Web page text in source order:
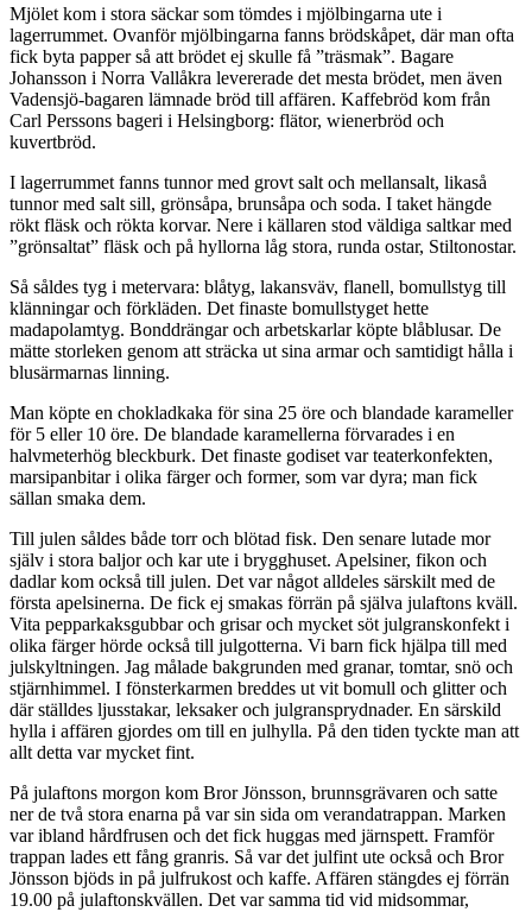
Mjölet kom i stora säckar som tömdes i mjölbingarna ute i
lagerrummet. Ovanför mjölbingarna fanns brödskåpet, där man ofta
fick byta papper så att brödet ej skulle få ”träsmak”. Bagare
Johansson i Norra Vallåkra levererade det mesta brödet, men även
Vadensjö-bagaren lämnade bröd till affären. Kaffebröd kom från
Carl Perssons bageri i Helsingborg: flätor, wienerbröd och
kuvertbröd.
I lagerrummet fanns tunnor med grovt salt och mellansalt, likaså
tunnor med salt sill, grönsåpa, brunsåpa och soda. I taket hängde
rökt fläsk och rökta korvar. Nere i källaren stod väldiga saltkar med
”grönsaltat” fläsk och på hyllorna låg stora, runda ostar, Stiltonostar.
Så såldes tyg i metervara: blåtyg, lakansväv, flanell, bomullstyg till
klänningar och förkläden. Det finaste bomullstyget hette
madapolamtyg. Bonddrängar och arbetskarlar köpte blåblusar. De
mätte storleken genom att sträcka ut sina armar och samtidigt hålla i
blusärmarnas linning.
Man köpte en chokladkaka för sina 25 öre och blandade karameller
för 5 eller 10 öre. De blandade karamellerna förvarades i en
halvmeterhög bleckburk. Det finaste godiset var teaterkonfekten,
marsipanbitar i olika färger och former, som var dyra; man fick
sällan smaka dem.
Till julen såldes både torr och blötad fisk. Den senare lutade mor
själv i stora baljor och kar ute i brygghuset. Apelsiner, fikon och
dadlar kom också till julen. Det var något alldeles särskilt med de
första apelsinerna. De fick ej smakas förrän på själva julaftons kväll.
Vita pepparkaksgubbar och grisar och mycket söt julgranskonfekt i
olika färger hörde också till julgotterna. Vi barn fick hjälpa till med
julskyltningen. Jag målade bakgrunden med granar, tomtar, snö och
stjärnhimmel. I fönsterkarmen breddes ut vit bomull och glitter och
där ställdes ljusstakar, leksaker och julgransprydnader. En särskild
hylla i affären gjordes om till en julhylla. På den tiden tyckte man att
allt detta var mycket fint.
På julaftons morgon kom Bror Jönsson, brunnsgrävaren och satte
ner de två stora enarna på var sin sida om verandatrappan. Marken
var ibland hårdfrusen och det fick huggas med järnspett. Framför
trappan lades ett fång granris. Så var det julfint ute också och Bror
Jönsson bjöds in på julfrukost och kaffe. Affären stängdes ej förrän
19.00 på julaftonskvällen. Det var samma tid vid midsommar,